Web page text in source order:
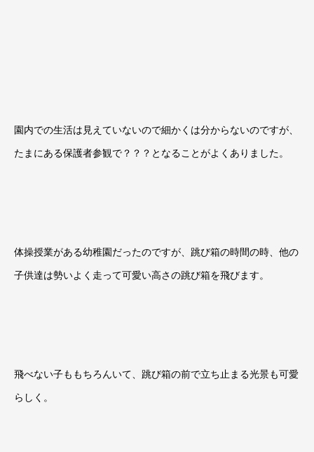
園内での生活は見えていないので細かくは分からないのですが、
たまにある保護者参観で？？？となることがよくありました。
体操授業がある幼稚園だったのですが、跳び箱の時間の時、他の
子供達は勢いよく走って可愛い高さの跳び箱を飛びます。
飛べない子ももちろんいて、跳び箱の前で立ち止まる光景も可愛
らしく。